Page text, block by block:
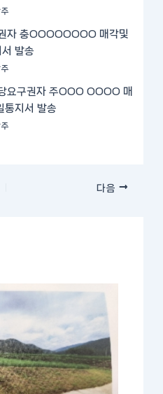
충OOOOOOOO 매각및
발송
구권자 주OOO OOOO 매
통지서 발송
다음